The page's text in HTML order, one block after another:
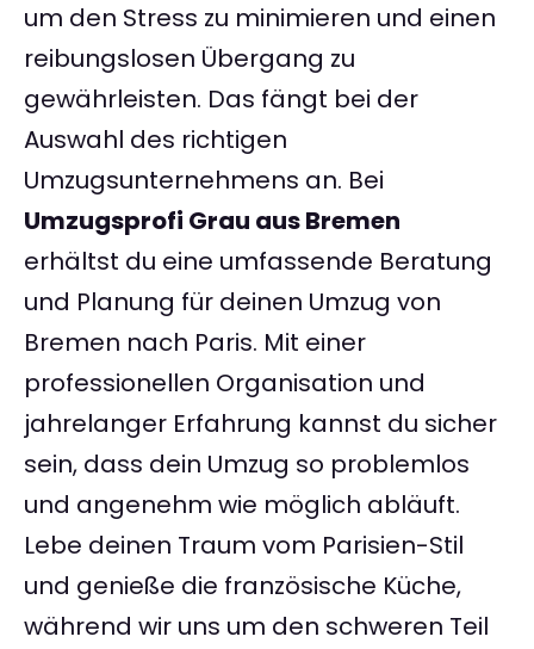
um den Stress zu minimieren und einen
reibungslosen Übergang zu
gewährleisten. Das fängt bei der
Auswahl des richtigen
Umzugsunternehmens an. Bei
Umzugsprofi Grau aus Bremen
erhältst du eine umfassende Beratung
und Planung für deinen Umzug von
Bremen nach Paris. Mit einer
professionellen Organisation und
jahrelanger Erfahrung kannst du sicher
sein, dass dein Umzug so problemlos
und angenehm wie möglich abläuft.
Lebe deinen Traum vom Parisien-Stil
und genieße die französische Küche,
während wir uns um den schweren Teil